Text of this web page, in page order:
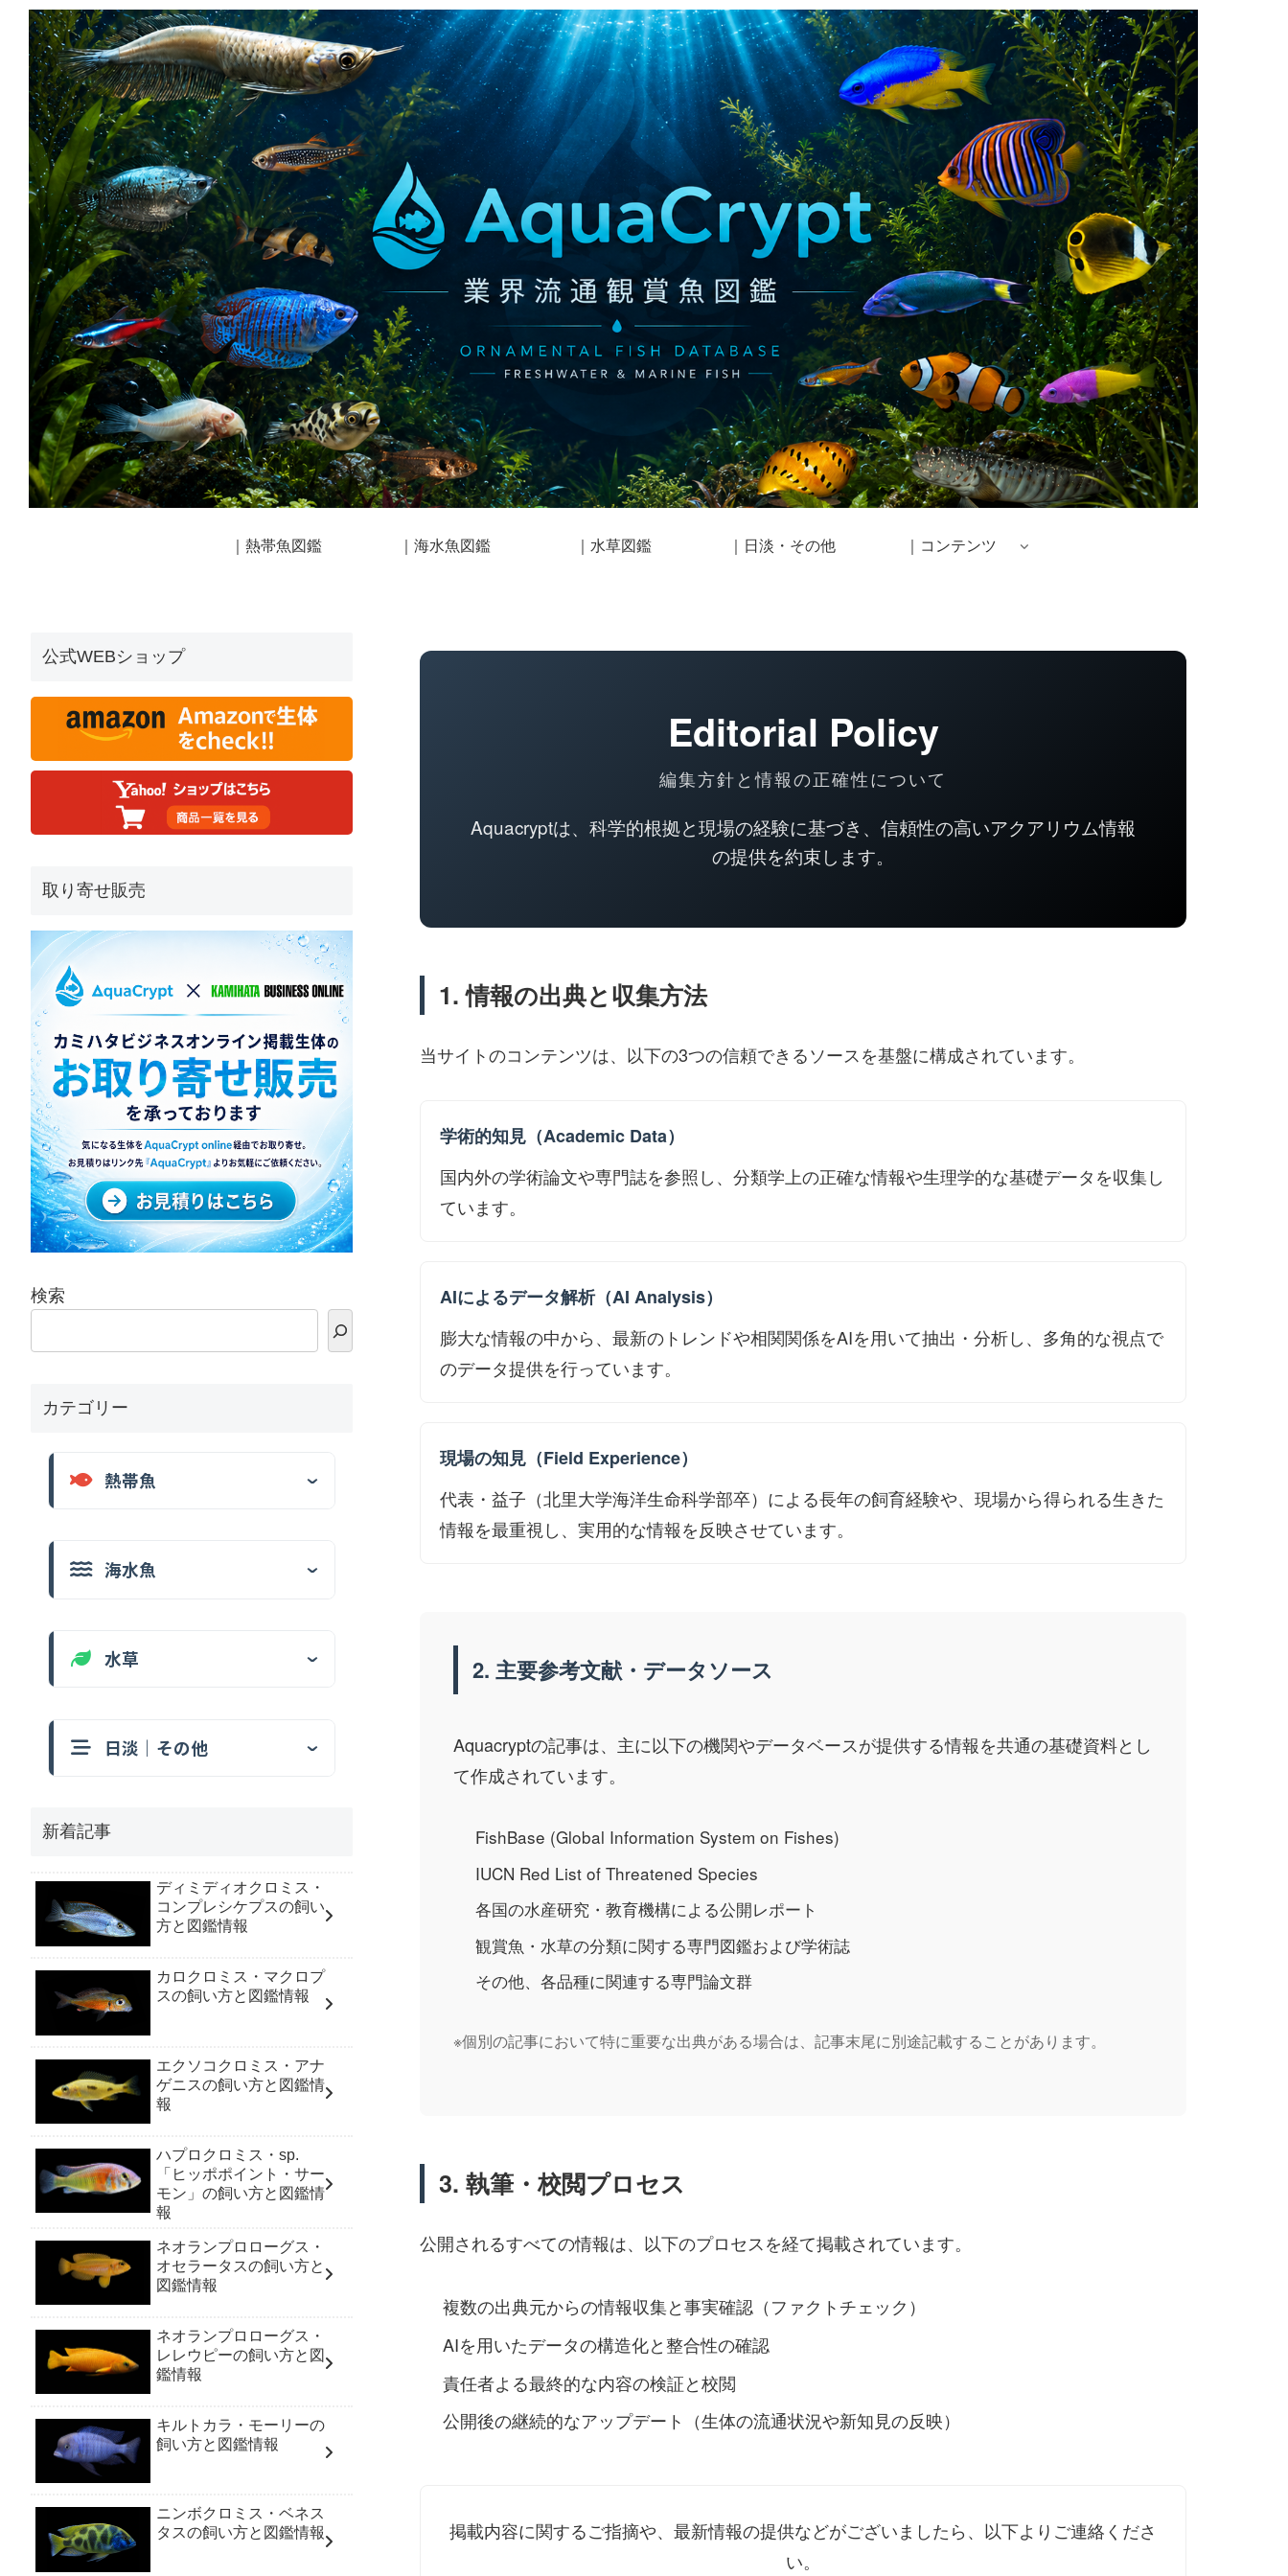
｜熱帯魚図鑑 ｜海水魚図鑑 ｜水草図鑑 ｜日淡・その他 ｜コンテンツ
Editorial Policy
編集方針と情報の正確性について
Aquacryptは、科学的根拠と現場の経験に基づき、信頼性の高いアクアリウム情報
の提供を約束します。
1. 情報の出典と収集方法
当サイトのコンテンツは、以下の3つの信頼できるソースを基盤に構成されています。
学術的知見（Academic Data）
国内外の学術論文や専門誌を参照し、分類学上の正確な情報や生理学的な基礎データを収集し
ています。
AIによるデータ解析（AI Analysis）
膨大な情報の中から、最新のトレンドや相関関係をAIを用いて抽出・分析し、多角的な視点で
のデータ提供を行っています。
現場の知見（Field Experience）
代表・益子（北里大学海洋生命科学部卒）による長年の飼育経験や、現場から得られる生きた
情報を最重視し、実用的な情報を反映させています。
2. 主要参考文献・データソース
Aquacryptの記事は、主に以下の機関やデータベースが提供する情報を共通の基礎資料とし
て作成されています。
FishBase (Global Information System on Fishes)
IUCN Red List of Threatened Species
各国の水産研究・教育機構による公開レポート
観賞魚・水草の分類に関する専門図鑑および学術誌
その他、各品種に関連する専門論文群
※個別の記事において特に重要な出典がある場合は、記事末尾に別途記載することがあります。
3. 執筆・校閲プロセス
公開されるすべての情報は、以下のプロセスを経て掲載されています。
複数の出典元からの情報収集と事実確認（ファクトチェック）
AIを用いたデータの構造化と整合性の確認
責任者よる最終的な内容の検証と校閲
公開後の継続的なアップデート（生体の流通状況や新知見の反映）
掲載内容に関するご指摘や、最新情報の提供などがございましたら、以下よりご連絡くださ
い。
公式WEBショップ
取り寄せ販売
検索
カテゴリー
熱帯魚
海水魚
水草
日淡｜その他
新着記事
ディミディオクロミス・
コンプレシケプスの飼い
方と図鑑情報
カロクロミス・マクロプ
スの飼い方と図鑑情報
エクソコクロミス・アナ
ゲニスの飼い方と図鑑情
報
ハプロクロミス・sp.
「ヒッポポイント・サー
モン」の飼い方と図鑑情
報
ネオランプロローグス・
オセラータスの飼い方と
図鑑情報
ネオランプロローグス・
レレウピーの飼い方と図
鑑情報
キルトカラ・モーリーの
飼い方と図鑑情報
ニンボクロミス・ベネス
タスの飼い方と図鑑情報